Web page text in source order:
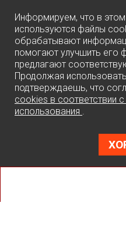
Информируем, что в этом
используются файлы
обрабатывают
помогают улучшить его
предлагают
Продолжая
подтверждаешь, что
cookies в соответствии
использования .